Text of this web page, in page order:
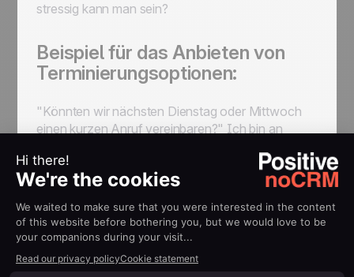
stressig kann man sein?
Beispiel für das Anbieten von
Terminierungsoptionen:
"Könnten wir nächsten Dienstag oder Mittwoch
einen kurzen Anruf vereinbaren?" Ich bin an
Wenn diese Zeiten nicht passen, passe ich sie
gerne an Ihren Zeitplan an
6. Hervorhebung der
Vorteile für den